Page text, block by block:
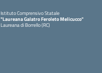
Istituto Comprensivo Statale
"Laureana Galatro Feroleto Melicucco"
Laureana di Borrello (RC)